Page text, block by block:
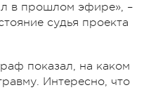
в прошлом эфире», –
судья проекта
показал, на каком
Интересно, что